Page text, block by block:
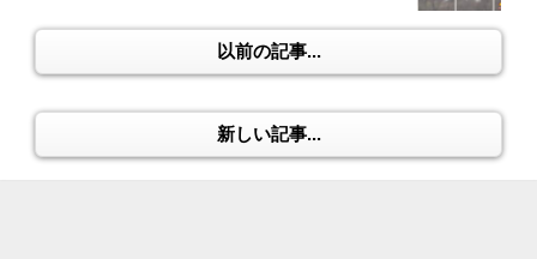
以前の記事...
新しい記事...